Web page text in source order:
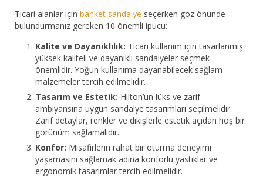
Ticari alanlar için banket sandalye seçerken göz önünde
bulundurmanız gereken 10 önemli ipucu:
Kalite ve Dayanıklılık: Ticari kullanım için tasarlanmış
yüksek kaliteli ve dayanıklı sandalyeler seçmek
önemlidir. Yoğun kullanıma dayanabilecek sağlam
malzemeler tercih edilmelidir.
Tasarım ve Estetik: Hilton’un lüks ve zarif
ambiyansına uygun sandalye tasarımları seçilmelidir.
Zarif detaylar, renkler ve dikişlerle estetik açıdan hoş bir
görünüm sağlamalıdır.
Konfor: Misafirlerin rahat bir oturma deneyimi
yaşamasını sağlamak adına konforlu yastıklar ve
ergonomik tasarımlar tercih edilmelidir.